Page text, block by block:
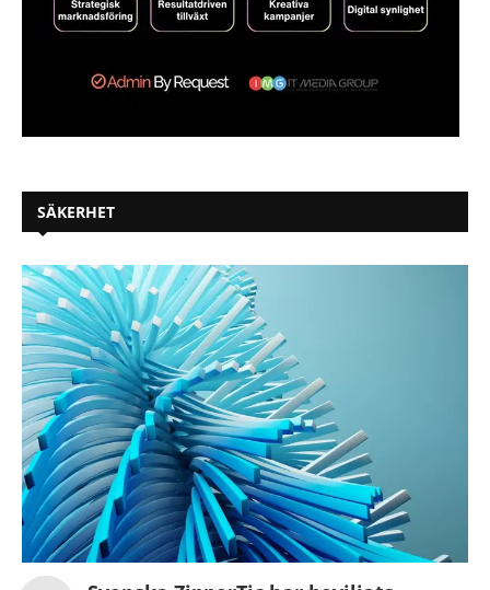
SÄKERHET